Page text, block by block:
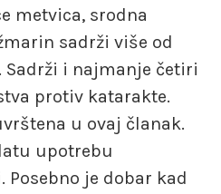
metvica, srodna
sadrži više od
i najmanje četiri
protiv katarakte.
u ovaj članak.
upotrebu
je dobar kad